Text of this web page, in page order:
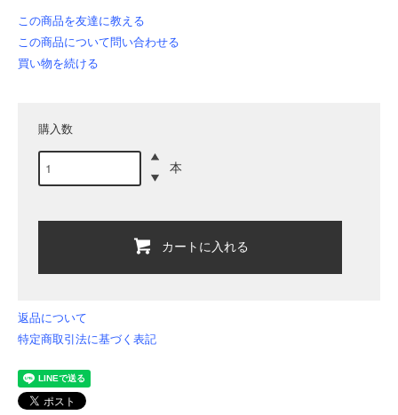
この商品を友達に教える
この商品について問い合わせる
買い物を続ける
購入数
本
カートに入れる
返品について
特定商取引法に基づく表記